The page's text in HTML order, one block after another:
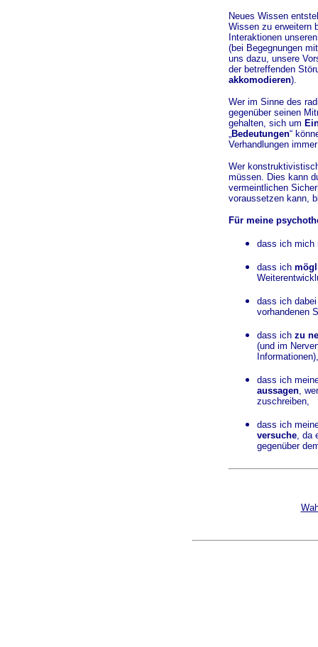
Neues Wissen
Wissen zu erweitern
Interaktionen
(bei Begegnungen
uns dazu, unsere
der betreffenden
akkomodieren).
Wer im Sinne des
gegenüber seinen
gehalten, sich um
„Bedeutungen“
Verhandlungen
Wer
müssen. Dies kann
vermeintlichen
voraussetzen kann,
Für meine
dass ich
dass ich
dass ich
vorhandenen
dass ich zu
(und im
Informationen),
dass ich
aussagen,
zuschreiben,
dass ich
versuche, da
gegenüber